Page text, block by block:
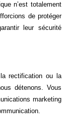
n’est totalement
de protéger
leur sécurité
rectification ou la
détenons. Vous
marketing